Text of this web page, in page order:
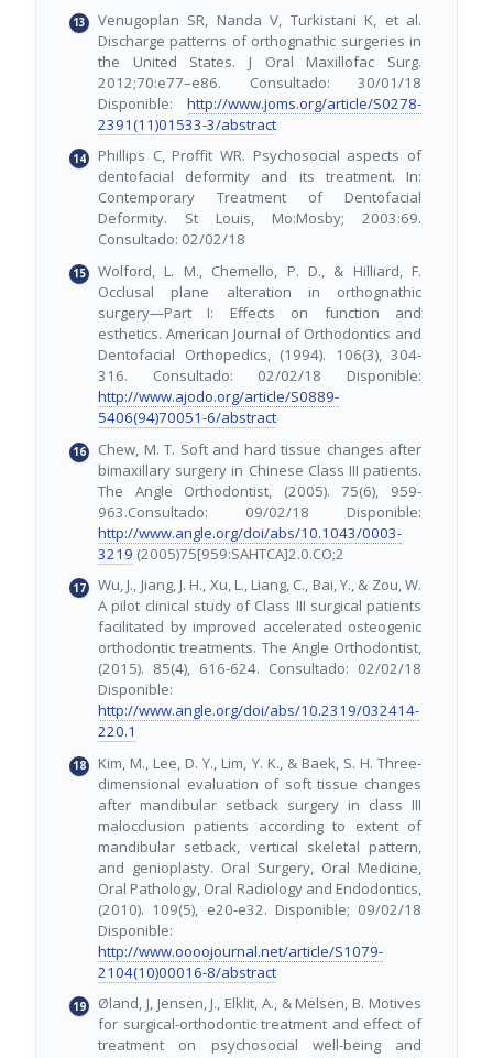
Venugoplan SR, Nanda V, Turkistani K, et al.
Discharge patterns of orthognathic surgeries in
the United States. J Oral Maxillofac Surg.
2012;70:e77–e86. Consultado: 30/01/18
Disponible: http://www.joms.org/article/S0278-
2391(11)01533-3/abstract
Phillips C, Proffit WR. Psychosocial aspects of
dentofacial deformity and its treatment. In:
Contemporary Treatment of Dentofacial
Deformity. St Louis, Mo:Mosby; 2003:69.
Consultado: 02/02/18
Wolford, L. M., Chemello, P. D., & Hilliard, F.
Occlusal plane alteration in orthognathic
surgery—Part I: Effects on function and
esthetics. American Journal of Orthodontics and
Dentofacial Orthopedics, (1994). 106(3), 304-
316. Consultado: 02/02/18 Disponible:
http://www.ajodo.org/article/S0889-
5406(94)70051-6/abstract
Chew, M. T. Soft and hard tissue changes after
bimaxillary surgery in Chinese Class III patients.
The Angle Orthodontist, (2005). 75(6), 959-
963.Consultado: 09/02/18 Disponible:
http://www.angle.org/doi/abs/10.1043/0003-
3219 (2005)75[959:SAHTCA]2.0.CO;2
Wu, J., Jiang, J. H., Xu, L., Liang, C., Bai, Y., & Zou, W.
A pilot clinical study of Class III surgical patients
facilitated by improved accelerated osteogenic
orthodontic treatments. The Angle Orthodontist,
(2015). 85(4), 616-624. Consultado: 02/02/18
Disponible:
http://www.angle.org/doi/abs/10.2319/032414-
220.1
Kim, M., Lee, D. Y., Lim, Y. K., & Baek, S. H. Three-
dimensional evaluation of soft tissue changes
after mandibular setback surgery in class III
malocclusion patients according to extent of
mandibular setback, vertical skeletal pattern,
and genioplasty. Oral Surgery, Oral Medicine,
Oral Pathology, Oral Radiology and Endodontics,
(2010). 109(5), e20-e32. Disponible; 09/02/18
Disponible:
http://www.oooojournal.net/article/S1079-
2104(10)00016-8/abstract
Øland, J, Jensen, J., Elklit, A., & Melsen, B. Motives
for surgical-orthodontic treatment and effect of
treatment on psychosocial well-being and